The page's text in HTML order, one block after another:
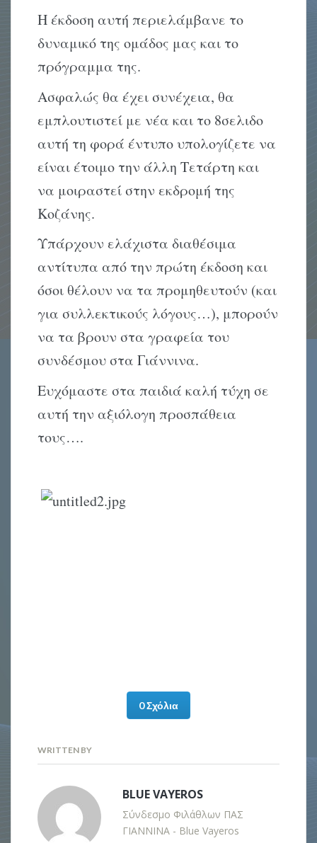
Η έκδοση αυτή περιελάμβανε το
δυναμικό της ομάδος μας και το
πρόγραμμα της.
Ασφαλώς θα έχει συνέχεια, θα
εμπλουτιστεί με νέα και το 8σελιδο
αυτή τη φορά έντυπο υπολογίζετε να
είναι έτοιμο την άλλη Τετάρτη και
να μοιραστεί στην εκδρομή της
Κοζάνης.
Υπάρχουν ελάχιστα διαθέσιμα
αντίτυπα από την πρώτη έκδοση και
όσοι θέλουν να τα προμηθευτούν (και
για συλλεκτικούς λόγους…), μπορούν
να τα βρουν στα γραφεία του
συνδέσμου στα Γιάννινα.
Ευχόμαστε στα παιδιά καλή τύχη σε
αυτή την αξιόλογη προσπάθεια
τους….
0 Σχόλια
WRITTEN BY
BLUE VAYEROS
Σύνδεσμο Φιλάθλων ΠΑΣ
ΓΙΑΝΝΙΝΑ - Blue Vayeros